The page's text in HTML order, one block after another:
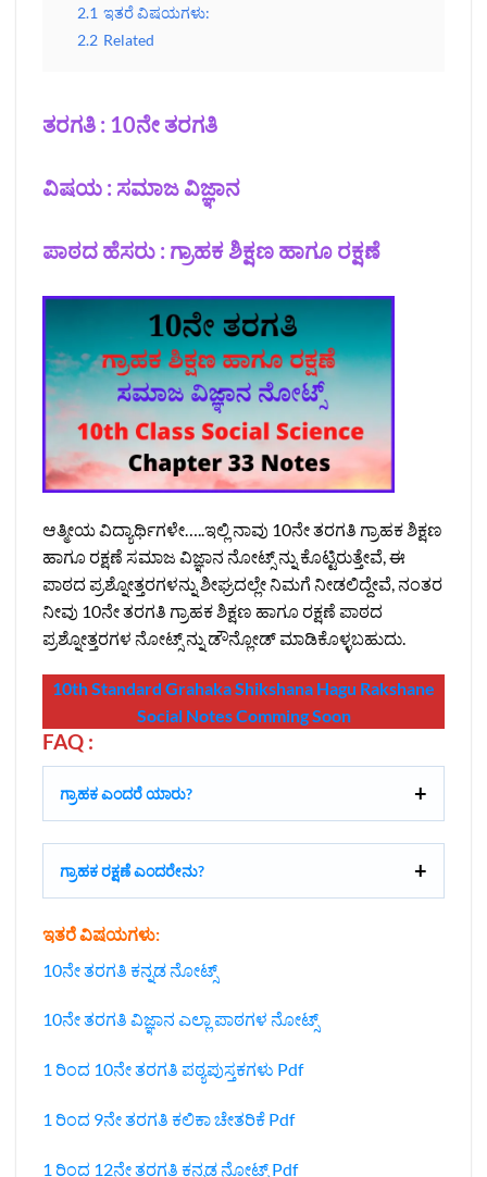
2.1 ಇತರೆ ವಿಷಯಗಳು:
2.2 Related
ತರಗತಿ : 10ನೇ ತರಗತಿ
ವಿಷಯ : ಸಮಾಜ ವಿಜ್ಞಾನ
ಪಾಠದ ಹೆಸರು : ಗ್ರಾಹಕ ಶಿಕ್ಷಣ ಹಾಗೂ ರಕ್ಷಣೆ
ಆತ್ಮೀಯ ವಿದ್ಯಾರ್ಥಿಗಳೇ…..ಇಲ್ಲಿ ನಾವು 10ನೇ ತರಗತಿ ಗ್ರಾಹಕ ಶಿಕ್ಷಣ
ಹಾಗೂ ರಕ್ಷಣೆ ಸಮಾಜ ವಿಜ್ಞಾನ ನೋಟ್ಸ್‌ ನ್ನು ಕೊಟ್ಟಿರುತ್ತೇವೆ, ಈ
ಪಾಠದ ಪ್ರಶ್ನೋತ್ತರಗಳನ್ನು ಶೀಘ್ರದಲ್ಲೇ ನಿಮಗೆ ನೀಡಲಿದ್ದೇವೆ, ನಂತರ
ನೀವು 10ನೇ ತರಗತಿ ಗ್ರಾಹಕ ಶಿಕ್ಷಣ ಹಾಗೂ ರಕ್ಷಣೆ ಪಾಠದ
ಪ್ರಶ್ನೋತ್ತರಗಳ ನೋಟ್ಸ್‌ ನ್ನು ಡೌನ್ಲೋಡ್‌ ಮಾಡಿಕೊಳ್ಳಬಹುದು.
10th Standard Grahaka Shikshana Hagu Rakshane
Social Notes Comming Soon
FAQ :
ಗ್ರಾಹಕ ಎಂದರೆ ಯಾರು?
ಗ್ರಾಹಕ ರಕ್ಷಣೆ ಎಂದರೇನು?
ಇತರೆ ವಿಷಯಗಳು:
10ನೇ ತರಗತಿ ಕನ್ನಡ ನೋಟ್ಸ್
10ನೇ ತರಗತಿ ವಿಜ್ಞಾನ ಎಲ್ಲಾ ಪಾಠಗಳ ನೋಟ್ಸ್‌
1 ರಿಂದ 10ನೇ ತರಗತಿ ಪಠ್ಯಪುಸ್ತಕಗಳು Pdf
1 ರಿಂದ 9ನೇ ತರಗತಿ ಕಲಿಕಾ ಚೇತರಿಕೆ Pdf
1 ರಿಂದ 12ನೇ ತರಗತಿ ಕನ್ನಡ ನೋಟ್ಸ್‌ Pdf